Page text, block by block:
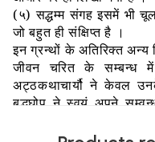
(५)सद्धम्म संगह इसमें भी
जो बहुत ही संक्षिप्त है ।
इन ग्रन्थों के अतिरिक्त अन्य
जीवन चरित के सम्बन्ध
अट्ठकथाचार्यौ ने केवल
बुद्धघोप ने स्वयं अपने
सम्बन्ध में प्रकाश मिलता है,